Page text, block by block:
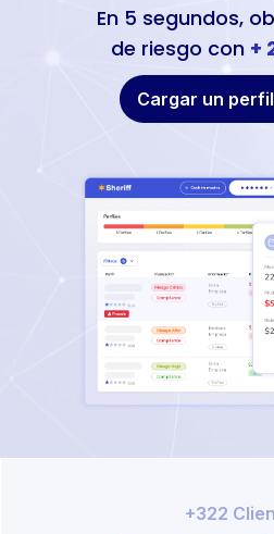
En 5 segundos,
de riesgo con +
Cargar un
+322